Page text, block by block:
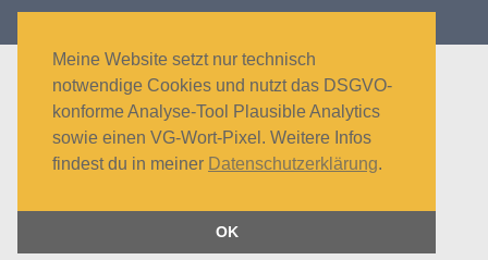
Meine Website setzt nur technisch
notwendige Cookies und nutzt das DSGVO-
konforme Analyse-Tool Plausible Analytics
sowie einen VG-Wort-Pixel. Weitere Infos
findest du in meiner Datenschutzerklärung.
OK